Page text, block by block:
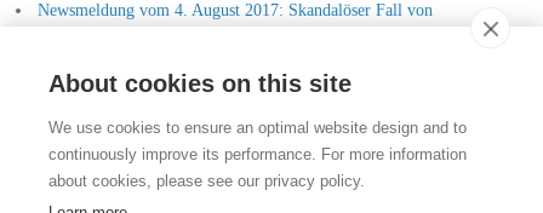
Newsmeldung vom 4. August 2017: Skandalöser Fall von
Vollzugsmangel im Kanton Thurgau
Stiftung für das Tier im Recht (TIR)
Rigistrasse 9
CH - 8006 Zürich
About cookies on this site
We use cookies to ensure an optimal website design and to
continuously improve its performance. For more information
about cookies, please see our privacy policy.